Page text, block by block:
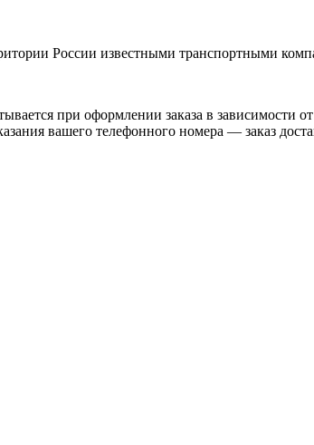
России известными транспортными
при оформлении заказа в зависимости
вашего телефонного номера — заказ